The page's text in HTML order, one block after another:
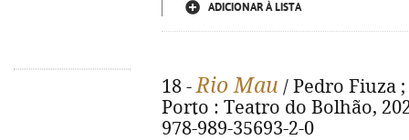
ADICIONAR À LISTA
18 -Rio Mau / Pedro Fiuza
Porto : Teatro do Bolhão,
978-989-35693-2-0